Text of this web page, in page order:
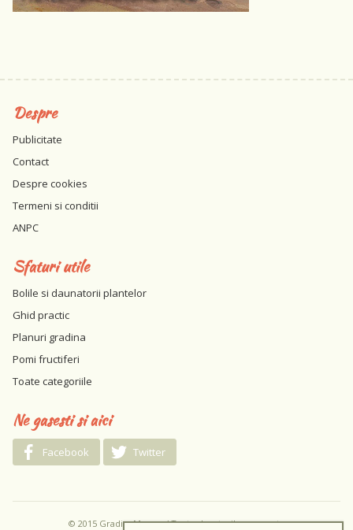
Despre
Publicitate
Contact
Despre cookies
Termeni si conditii
ANPC
Sfaturi utile
Bolile si daunatorii plantelor
Ghid practic
Planuri gradina
Pomi fructiferi
Toate categoriile
Ne gasesti si aici
Facebook Twitter
© 2015 GradinaMea.ro / Toate drepturile rezervate